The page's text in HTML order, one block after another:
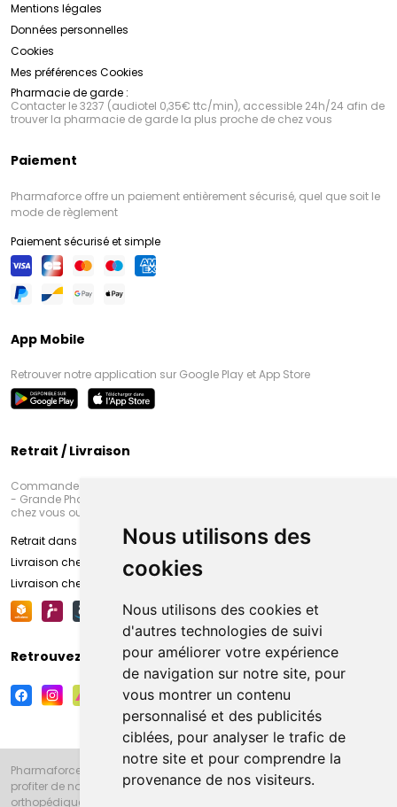
Nous utilisons des
cookies
Nous utilisons des cookies et
d'autres technologies de suivi
pour améliorer votre expérience
de navigation sur notre site, pour
vous montrer un contenu
personnalisé et des publicités
ciblées, pour analyser le trafic de
notre site et pour comprendre la
provenance de nos visiteurs.
Mentions légales
Données personnelles
Cookies
Mes préférences Cookies
Pharmacie de garde :
Contacter le 3237 (audiotel 0,35€ ttc/min), accessible 24h/24 afin de
trouver la pharmacie de garde la plus proche de chez vous
Paiement
Pharmaforce offre un paiement entièrement sécurisé, quel que soit le
mode de règlement
Paiement sécurisé et simple
App Mobile
Retrouver notre application sur Google Play et App Store
Retrait / Livraison
Commandez en ligne et venez chercher votre commande à Amiens
- Grande Pharmacie d’Amiens (Fachon) ou recevez-là rapidement
chez vous ou en point retrait
Retrait dans la pharmacie d’Amiens
Livraison chez vous
Livraison chez votre commerçant
Retrouvez-nous sur vos réseaux sociaux
Pharmaforce.fr et la Grande Pharmacie d’Amiens vous souhaitent de
profiter de notre accueil, de nos conseils pharmaceutiques,
orthopédiques, homéopathiques, parapharmaceutiques, beauté et